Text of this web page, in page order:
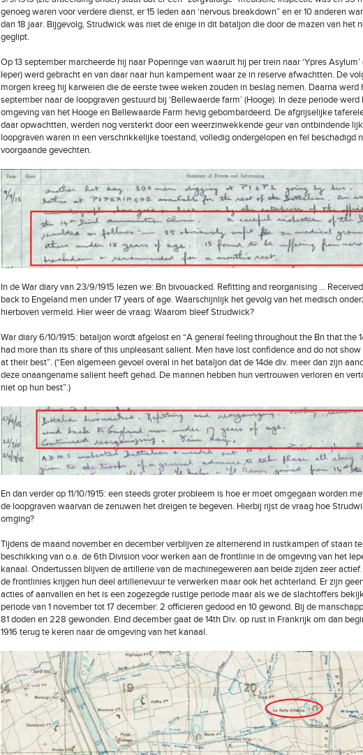
genoeg waren voor verdere dienst, er 15 leden aan ‘nervous breakdown” en er 10 anderen
dan 18 jaar. Bijgevolg, Strudwick was niet de enige in dit bataljon die door de mazen van het
geglipt.
Op 13 september marcheerde hij naar Poperinge van waaruit hij per trein naar ‘Ypres
Ieper) werd gebracht en van daar naar hun kampement waar ze in reserve afwachtten. De
morgen kreeg hij karweien die de eerste twee weken zouden in beslag nemen. Daarna werd
september naar de loopgraven gestuurd bij ‘Bellewaerde farm’ (Hooge). In deze periode werd
omgeving van het Hooge en Bellewaarde Farm hevig gebombardeerd. De afgrijselijke
daar opwachtten, werden nog versterkt door een weerzinwekkende geur van ontbindende
loopgraven waren in een verschrikkelijke toestand, volledig ondergelopen en fel beschadigd
voorgaande gevechten.
In de War diary van 23/9/1915 lezen we: Bn bivouacked. Refitting and reorganising …
back to Engeland men under 17 years of age. Waarschijnlijk het gevolg van het medisch
hierboven vermeld. Hier weer de vraag: Waarom bleef Strudwick?
War diary 6/10/1915: bataljon wordt afgelost en “A general feeling throughout the Bn that the
had more than its share of this unpleasant salient. Men have lost confidence and do not
at their best”. (“Een algemeen gevoel overal in het bataljon dat de 14de div. meer dan zijn
deze onaangename salient heeft gehad. De mannen hebben hun vertrouwen verloren en
niet op hun best”.)
En dan verder op 11/10/1915: een steeds groter probleem is hoe er moet omgegaan worden
de loopgraven waarvan de zenuwen het dreigen te begeven. Hierbij rijst de vraag hoe
omging?
Tijdens de maand november en december verblijven ze alternerend in rustkampen of staan
beschikking van o.a. de 6th Division voor werken aan de frontlinie in de omgeving van het
kanaal. Ondertussen blijven de artillerie van de machinegeweren aan beide zijden zeer
de frontlinies krijgen hun deel artillerievuur te verwerken maar ook het achterland. Er zijn
acties of aanvallen en het is een zogezegde rustige periode maar als we de slachtoffers
periode van 1 november tot 17 december: 2 officieren gedood en 10 gewond. Bij de
81 doden en 228 gewonden. Eind december gaat de 14th Div. op rust in Frankrijk om dan
1916 terug te keren naar de omgeving van het kanaal.